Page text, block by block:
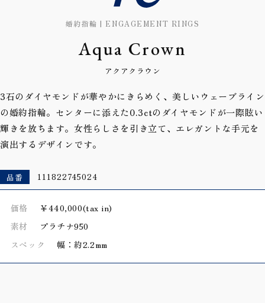
婚約指輪 | ENGAGEMENT RINGS
Aqua Crown
アクアクラウン
3石のダイヤモンドが華やかにきらめく、美しいウェーブライン
の婚約指輪。センターに添えた0.3ctのダイヤモンドが一際眩い
輝きを放ちます。女性らしさを引き立て、エレガントな手元を
演出するデザインです。
品番 111822745024
価格
￥440,000(tax in)
素材
プラチナ950
スペック
幅：約2.2mm